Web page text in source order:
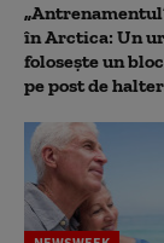
în Arctica: Un
folosește un
pe post de